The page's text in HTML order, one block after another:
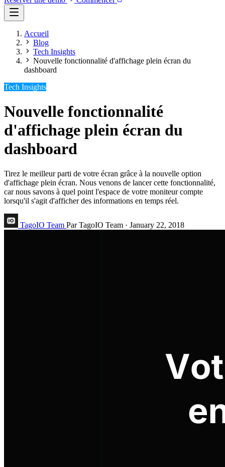
Accueil
Blog
Tech Insights
Nouvelle fonctionnalité d'affichage plein écran du
dashboard
Tech Insights
Nouvelle fonctionnalité
d'affichage plein écran du
dashboard
Tirez le meilleur parti de votre écran grâce à la nouvelle option
d'affichage plein écran. Nous venons de lancer cette fonctionnalité,
car nous savons à quel point l'espace de votre moniteur compte
lorsqu'il s'agit d'afficher des informations en temps réel.
TagoIO Team Par TagoIO Team · January 22, 2018